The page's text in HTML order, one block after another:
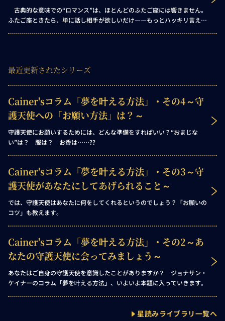
古典的な意味での“ロマンス”は、ほとんどのふたご座には響きません。
ふたご座ときたら、単に話し相手が欲しいだけ――もっとハッキリ言え
最近更新されたシリーズ
Cainer'sコラム「夢を叶える方法」・その4～守
護天使への「お願い方法」は？～
守護天使にお願いするためには、どんな準備をすればいい？“おまじな
い”は？ 服は？ お香は……??
Cainer'sコラム「夢を叶える方法」・その3～守
護天使があなたにしてあげられること～
では、守護天使はあなたに何をしてくれるというのでしょう？「お願いの
コツ」も教えます。
Cainer'sコラム「夢を叶える方法」・その2～あ
なたの守護天使に会ってみましょう～
あなたはご自身の守護天使を意識したことがありますか？ ジョナサン・
ケイナーのコラム「夢を叶える方法」、いよいよ本題に入っていきます。
星読みライブラリ一覧へ